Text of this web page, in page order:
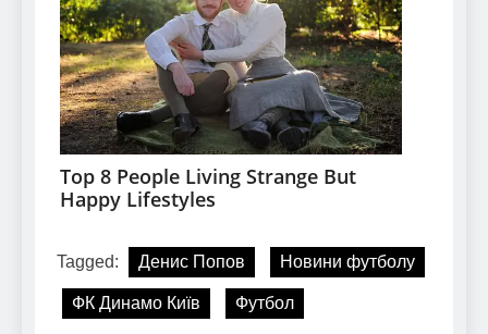
Tagged: Денис Попов Новини футболу
ФК Динамо Київ Футбол